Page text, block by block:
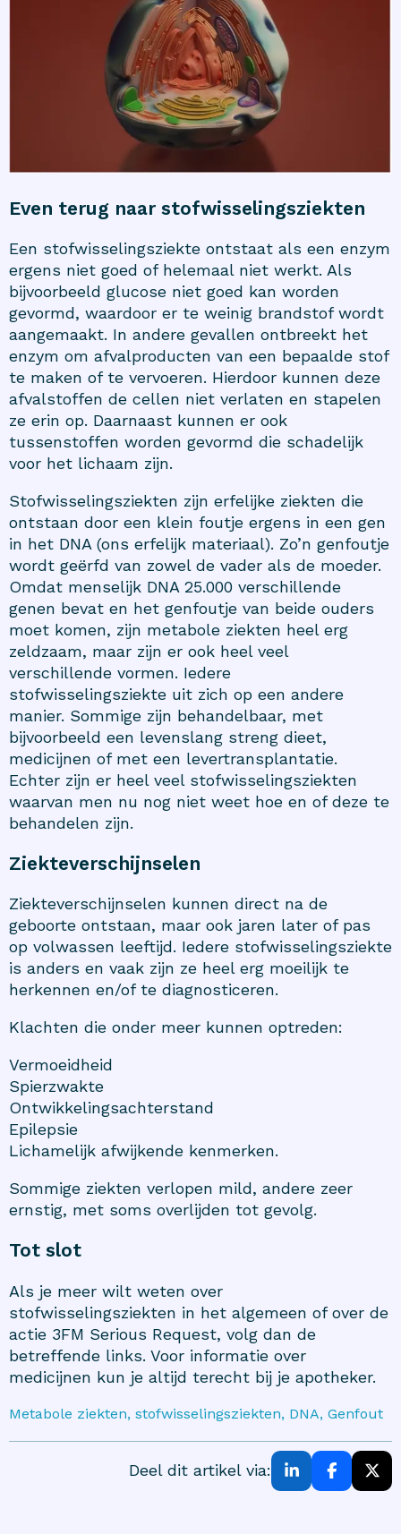
Even terug naar stofwisselingsziekten
Een stofwisselingsziekte ontstaat als een enzym
ergens niet goed of helemaal niet werkt. Als
bijvoorbeeld glucose niet goed kan worden
gevormd, waardoor er te weinig brandstof wordt
aangemaakt. In andere gevallen ontbreekt het
enzym om afvalproducten van een bepaalde stof
te maken of te vervoeren. Hierdoor kunnen deze
afvalstoffen de cellen niet verlaten en stapelen
ze erin op. Daarnaast kunnen er ook
tussenstoffen worden gevormd die schadelijk
voor het lichaam zijn.
Stofwisselingsziekten zijn erfelijke ziekten die
ontstaan door een klein foutje ergens in een gen
in het DNA (ons erfelijk materiaal). Zo’n genfoutje
wordt geërfd van zowel de vader als de moeder.
Omdat menselijk DNA 25.000 verschillende
genen bevat en het genfoutje van beide ouders
moet komen, zijn metabole ziekten heel erg
zeldzaam, maar zijn er ook heel veel
verschillende vormen. Iedere
stofwisselingsziekte uit zich op een andere
manier. Sommige zijn behandelbaar, met
bijvoorbeeld een levenslang streng dieet,
medicijnen of met een levertransplantatie.
Echter zijn er heel veel stofwisselingsziekten
waarvan men nu nog niet weet hoe en of deze te
behandelen zijn.
Ziekteverschijnselen
Ziekteverschijnselen kunnen direct na de
geboorte ontstaan, maar ook jaren later of pas
op volwassen leeftijd. Iedere stofwisselingsziekte
is anders en vaak zijn ze heel erg moeilijk te
herkennen en/of te diagnosticeren.
Klachten die onder meer kunnen optreden:
Vermoeidheid
Spierzwakte
Ontwikkelingsachterstand
Epilepsie
Lichamelijk afwijkende kenmerken.
Sommige ziekten verlopen mild, andere zeer
ernstig, met soms overlijden tot gevolg.
Tot slot
Als je meer wilt weten over
stofwisselingsziekten in het algemeen of over de
actie 3FM Serious Request, volg dan de
betreffende links. Voor informatie over
medicijnen kun je altijd terecht bij je apotheker.
Metabole ziekten, stofwisselingsziekten, DNA, Genfout
Deel dit artikel via: